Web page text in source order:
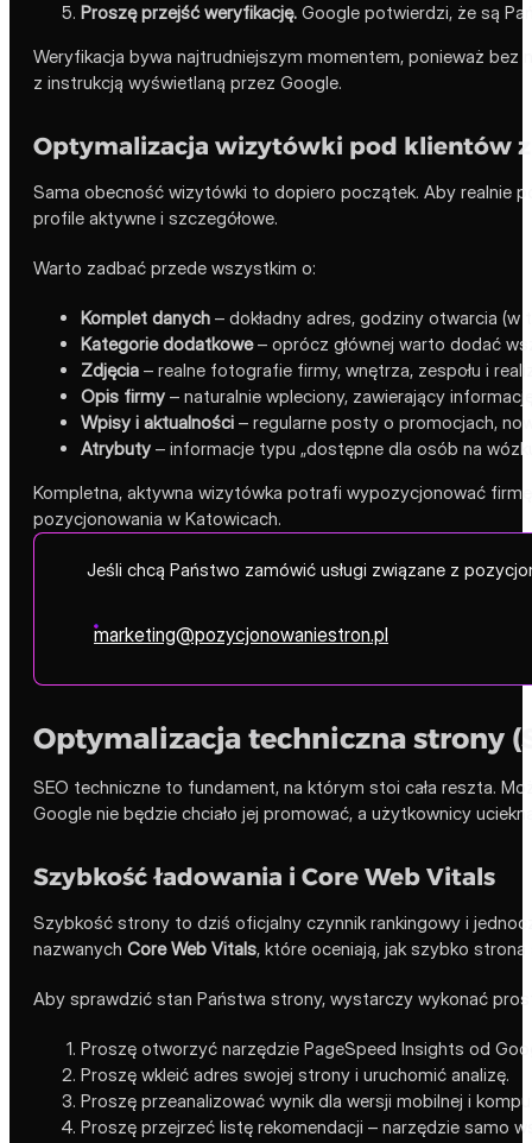
Proszę przejść weryfikację. Google potwierdzi, że są
Weryfikacja bywa najtrudniejszym momentem, ponieważ bez
z instrukcją wyświetlaną przez Google.
Optymalizacja wizytówki pod klientów
Sama obecność wizytówki to dopiero początek. Aby realnie
profile aktywne i szczegółowe.
Warto zadbać przede wszystkim o:
Komplet danych – dokładny adres, godziny otwarcia
Kategorie dodatkowe– oprócz głównej warto dodać
Zdjęcia – realne fotografie firmy, wnętrza, zespołu i
Opis firmy – naturalnie wpleciony, zawierający
Wpisy i aktualności – regularne posty o promocjach,
Atrybuty – informacje typu „dostępne dla osób na
Kompletna, aktywna wizytówka potrafi wypozycjonować
pozycjonowania w Katowicach.
Jeśli chcą Państwo zamówić usługi związane z
marketing@pozycjonowaniestron.pl
Optymalizacja techniczna strony
SEO techniczne to fundament, na którym stoi cała reszta.
Google nie będzie chciało jej promować, a użytkownicy
Szybkość ładowania i Core Web Vitals
Szybkość strony to dziś oficjalny czynnik rankingowy i
nazwanych Core Web Vitals, które oceniają, jak szybko strona
Aby sprawdzić stan Państwa strony, wystarczy wykonać
Proszę otworzyć narzędzie PageSpeed Insights od
Proszę wkleić adres swojej strony i uruchomić analizę.
Proszę przeanalizować wynik dla wersji mobilnej i
Proszę przejrzeć listę rekomendacji – narzędzie samo